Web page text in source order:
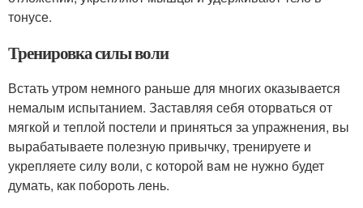
тонусе.
Тренировка силы воли
Встать утром немного раньше для многих оказывается
немалым испытанием. Заставляя себя оторваться от
мягкой и теплой постели и приняться за упражнения, вы
вырабатываете полезную привычку, тренируете и
укрепляете силу воли, с которой вам не нужно будет
думать, как побороть лень.